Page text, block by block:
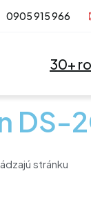
0905 915 966
30+
DS-
stránku